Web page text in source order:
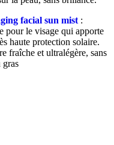
facial sun mist :
pour le visage qui apporte
haute protection solaire.
fraîche et ultralégère, sans
gras